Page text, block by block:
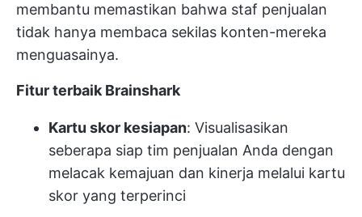
membantu memastikan bahwa staf penjualan
tidak hanya membaca sekilas konten-mereka
menguasainya.
Fitur terbaik Brainshark
Kartu skor kesiapan: Visualisasikan
seberapa siap tim penjualan Anda dengan
melacak kemajuan dan kinerja melalui kartu
skor yang terperinci